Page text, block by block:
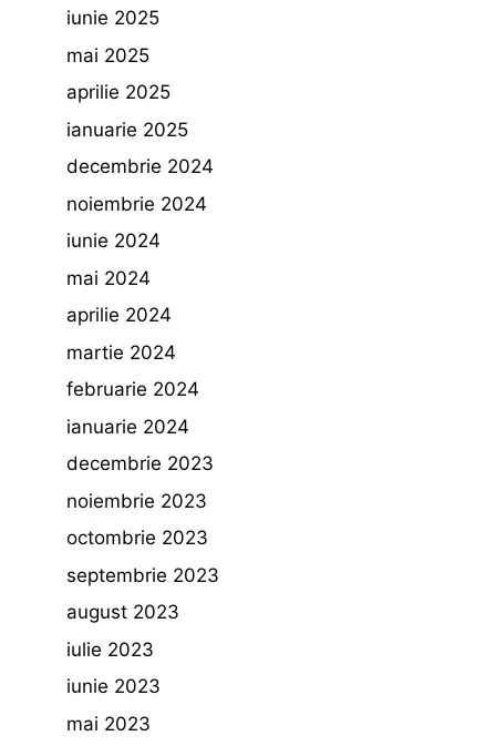
iunie 2025
mai 2025
aprilie 2025
ianuarie 2025
decembrie 2024
noiembrie 2024
iunie 2024
mai 2024
aprilie 2024
martie 2024
februarie 2024
ianuarie 2024
decembrie 2023
noiembrie 2023
octombrie 2023
septembrie 2023
august 2023
iulie 2023
iunie 2023
mai 2023